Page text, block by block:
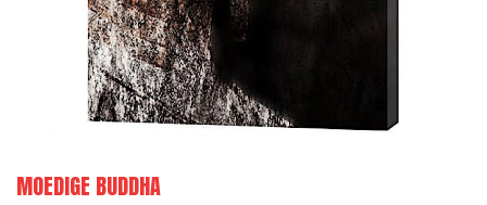
MOEDIGE BUDDHA